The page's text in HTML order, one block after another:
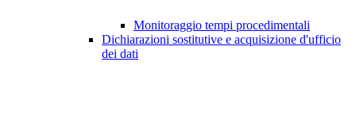
Monitoraggio tempi procedimentali
Dichiarazioni sostitutive e acquisizione d'ufficio
dei dati